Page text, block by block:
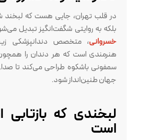
در قلب تهران، جایی هست که لبخند
بلکه به روایتی شگفت‌انگیز تبدیل
خسروانی، متخصص دندانپزشکی
هنرمندی است که هر دندان را
سمفونی باشکوه طراحی می‌کند تا
جهان طنین‌انداز شود.
لبخندی که بازتابی
است